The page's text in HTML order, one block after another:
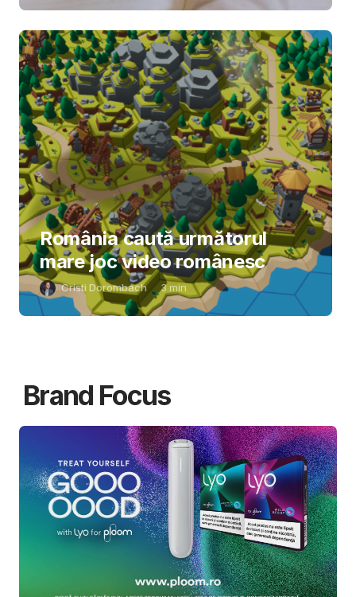
România caută următorul
mare joc video românesc
Cristi Dorombach 3min
Brand Focus